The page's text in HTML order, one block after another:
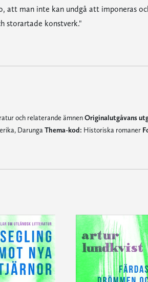
att man inte kan undgå att imponeras
storartade konstverk."
och relaterande ämnenOriginalutgåvans
Darunga Thema-kod: Historiska romaner